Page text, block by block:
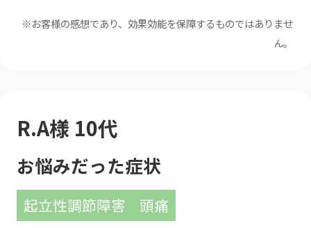
※お客様の感想であり、効果効能を保障するものではありませ
ん。
R.A様 10代
お悩みだった症状
起立性調節障害 頭痛